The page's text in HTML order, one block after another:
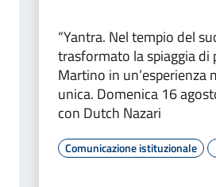
“Yantra. Nel tempio del
trasformato la spiaggia di
Martino in un’esperienza
unica. Domenica 16
con Dutch Nazari
Comunicazione istituzionale